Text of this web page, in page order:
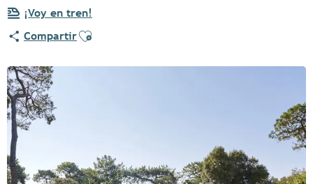
¡Voy en tren!
CompartirAjouter aux favoris